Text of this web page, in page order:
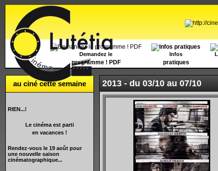
Accueil Demandez le
programme ! PDF
Infos
pratiques
au ciné cette semaine
RIEN...!
Le cinéma est parti
en vacances !
Rendez-vous le 19 août pour
une nouvelle saison
cinématographique...
2013 - du 03/10 au 07/10